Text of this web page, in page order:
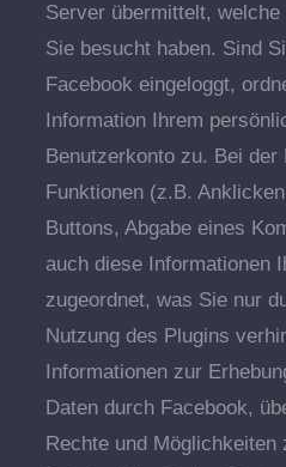
Server übermittelt,
Sie besucht haben. Sind
Facebook eingeloggt,
Information Ihrem
Benutzerkonto zu. Bei der
Funktionen (z.B.
Buttons, Abgabe eines
auch diese Informationen
zugeordnet, was Sie nur
Nutzung des Plugins
Informationen zur
Daten durch Facebook,
Rechte und